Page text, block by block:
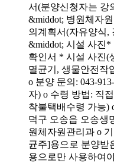
서(분양신청자는 강
&middot; 병원체자
의계획서(자유양식,
&middot; 시설 사진*
확인서 * 시설 사진(
멸균기, 생물안전작
o 분양 문의: 043-
자) o 수령 방법: 직
착불택배수령 가능)
덕구 오송읍 오송생
원체자원관리과 o
균주]용으로 분양받
용으로만 사용하여